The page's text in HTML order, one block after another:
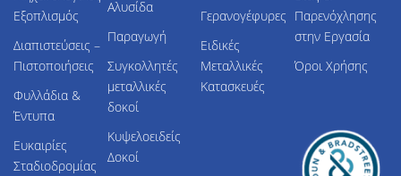
κατασκευές μέσω
διαδικασιών που είναι
προσεκτικά σχεδιασμένες
και απόλυτα ακριβείς.
Εξοπλισμός
Διαπιστεύσεις –
Πιστοποιήσεις
Φυλλάδια &
Έντυπα
Ευκαιρίες
Σταδιοδρομίας
Αλυσίδα
Παραγωγή
Συγκολλητές
μεταλλικές
δοκοί
Κυψελοειδείς
Δοκοί
Γερανογέφυρες
Ειδικές
Μεταλλικές
Κατασκευές
Παρενόχλησης
στην Εργασία
Όροι Χρήσης